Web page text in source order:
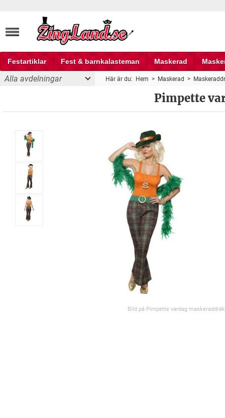
Festartiklar Fest & barnkalasteman Maskerad
Fest och partyprylar
Alla avdelningar Här är du: Hem > Maskerad >
Pimpette
Bild på Pimpette vardag